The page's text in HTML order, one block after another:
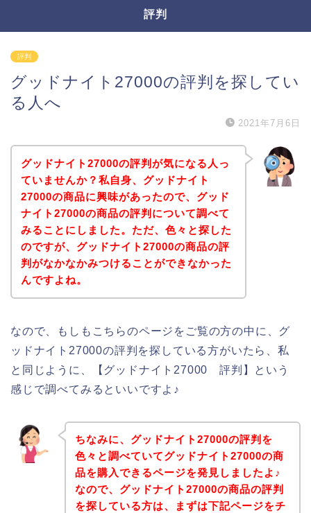
評判
評判
グッドナイト27000の評判を探してい
る人へ
2021年7月6日
グッドナイト27000の評判が気になる人っ
ていませんか？私自身、グッドナイト
27000の商品に興味があったので、グッド
ナイト27000の商品の評判について調べて
みることにしました。ただ、色々と探した
のですが、グッドナイト27000の商品の評
判がなかなかみつけることができなかった
んですよね。
なので、もしもこちらのページをご覧の方の中に、グ
ッドナイト27000の評判を探している方がいたら、私
と同じように、【グッドナイト27000 評判】という
感じで調べてみるといいですよ♪
ちなみに、グッドナイト27000の評判を
色々と調べていてグッドナイト27000の商
品を購入できるページを発見しましたよ♪
なので、グッドナイト27000の商品の評判
を探している方は、まずは下記ページをチ